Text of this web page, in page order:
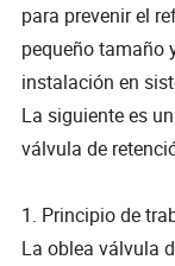
para prevenir el
pequeño tamaño
instalación en
La siguiente es
válvula de
1. Principio de
La oblea válvula